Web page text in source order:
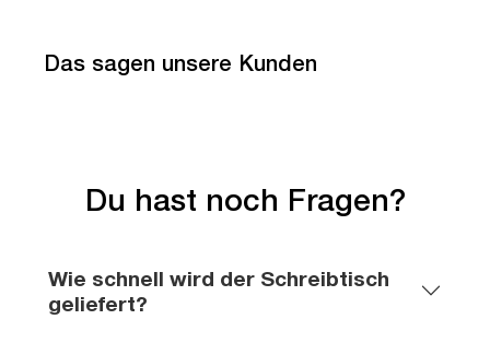
Das sagen unsere Kunden
Du hast noch Fragen?
Wie schnell wird der Schreibtisch
geliefert?